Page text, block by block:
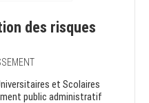
des risques
et Scolaires
public administratif